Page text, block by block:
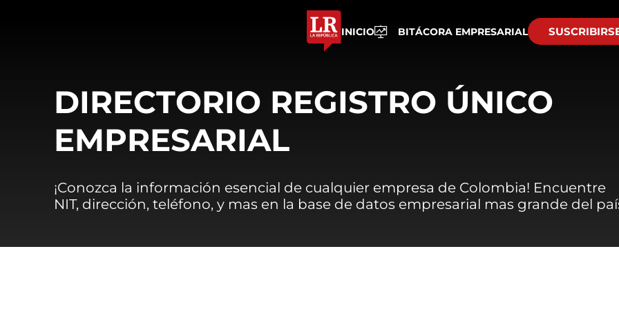
INICIO BITÁCORA EMPRESARIAL
DIRECTORIO REGISTRO ÚNICO
EMPRESARIAL
¡Conozca la información esencial de cualquier empresa de Colombia! Encuentre
NIT, dirección, teléfono, y mas en la base de datos empresarial mas grande del